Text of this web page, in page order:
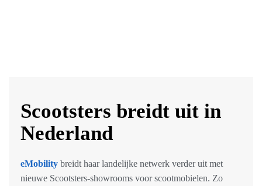
Scootsters breidt uit in
Nederland
eMobility breidt haar landelijke netwerk verder uit met
nieuwe Scootsters-showrooms voor scootmobielen. Zo